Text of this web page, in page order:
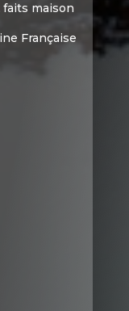
maison
Française